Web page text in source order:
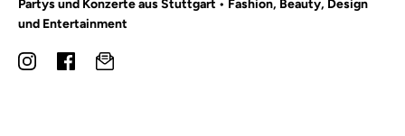
Partys und Konzerte aus Stuttgart • Fashion, Beauty, Design
und Entertainment